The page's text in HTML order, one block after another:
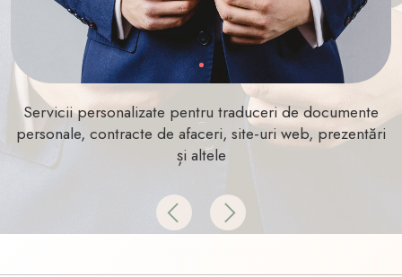
Servicii personalizate pentru traduceri de documente
personale, contracte de afaceri, site-uri web, prezentări
și altele
Previous
Next